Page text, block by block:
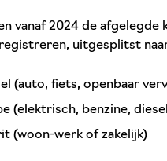
vanaf 2024 de afgelegde
uitgesplitst
(auto, fiets, openbaar
(elektrisch, benzine,
(woon-werk of zakelijk)